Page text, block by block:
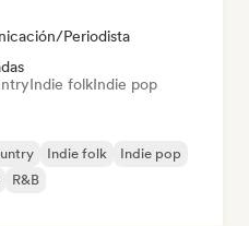
Periodista
Indie folkIndie pop
Indie folk
Indie pop
R&B